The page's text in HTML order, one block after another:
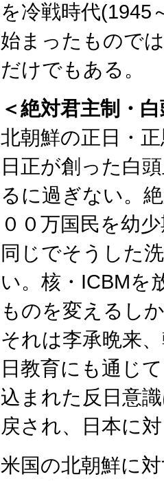
を冷戦時代(1945
始まったもので
だけでもある。
＜絶対君主制・
北朝鮮の正日・
日正が創った白
るに過ぎない。
００万国民を幼
同じでそうした
い。核・ICBMを
ものを変えるし
それは李承晩来
日教育にも通じ
込まれた反日意
戻され、日本に
米国の北朝鮮に